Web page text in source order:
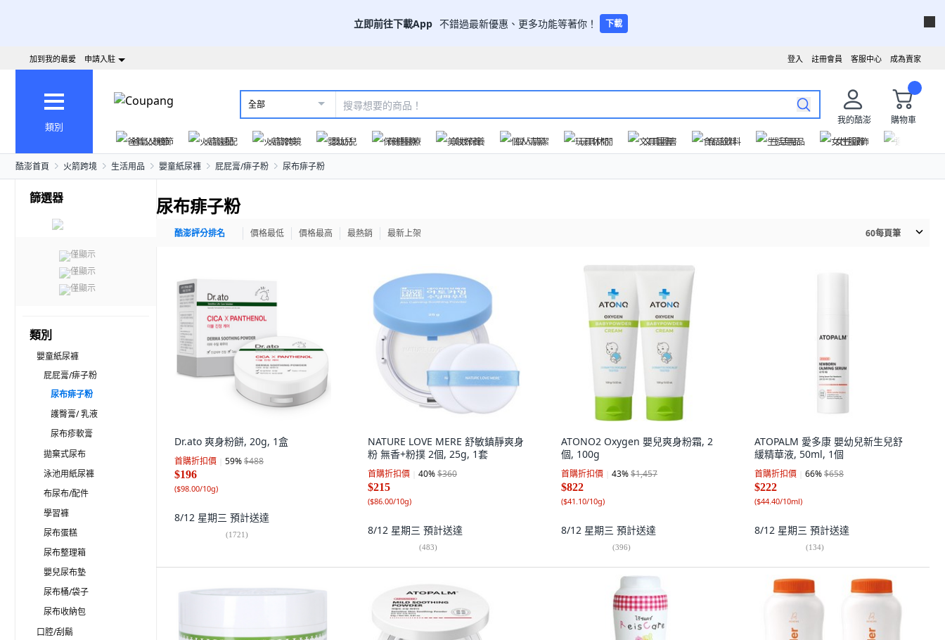
立即前往下載App 不錯過最新優惠、更多功能等著你！ 下載
成為賣家
客服中心
註冊會員
登入
加到我的最愛 申請入駐
類別
全部
我的酷澎
購物車
爸氣父親節
火箭速配 火箭跨境 嬰幼兒 保健醫療 美妝保養 個人清潔 玩具休閒 文具圖書 食品飲料 生活用品 女性服飾
酷澎首頁 火箭跨境 生活用品 嬰童紙尿褲 屁屁膏/痱子粉 尿布痱子粉
篩選器
僅顯示
僅顯示
僅顯示
類別
嬰童紙尿褲
屁屁膏/痱子粉
尿布痱子粉
護臀膏/ 乳液
尿布疹軟膏
拋棄式尿布
泳池用紙尿褲
布尿布/配件
學習褲
尿布蛋糕
尿布整理箱
嬰兒尿布墊
尿布桶/袋子
尿布收納包
口腔/刮鬍
尿布痱子粉
酷澎評分排名 價格最低 價格最高 最熱銷 最新上架 60每頁筆
Dr.ato 爽身粉餅, 20g, 1盒
首購折扣價 59%$488
$196
($98.00/10g)
8/12 星期三 預計送達
(1721)
NATURE LOVE MERE 舒敏鎮靜爽身
粉 無香+粉撲 2個, 25g, 1套
首購折扣價 40%$360
$215
($86.00/10g)
8/12 星期三 預計送達
(483)
ATONO2 Oxygen 嬰兒爽身粉霜, 2
個, 100g
首購折扣價 43%$1,457
$822
($41.10/10g)
8/12 星期三 預計送達
(396)
ATOPALM 愛多康 嬰幼兒新生兒舒
緩精華液, 50ml, 1個
首購折扣價 66%$658
$222
($44.40/10ml)
8/12 星期三 預計送達
(134)